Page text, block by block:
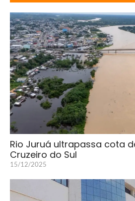
Rio Juruá ultrapassa cota
Cruzeiro do Sul
15/12/2025